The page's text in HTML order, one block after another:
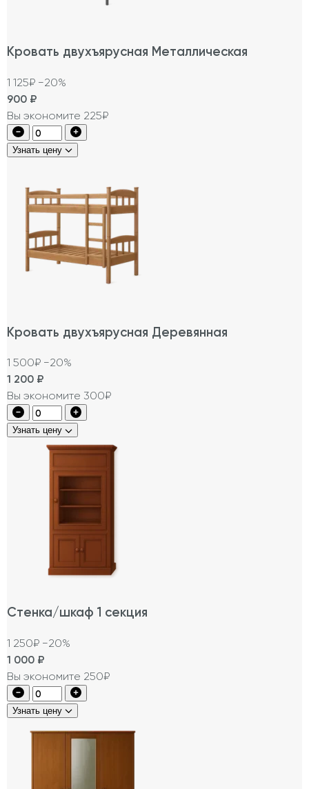
Кровать двухъярусная Металлическая
1 125₽ −20%
900 ₽
Вы экономите 225₽
Узнать цену
Кровать двухъярусная Деревянная
1 500₽ −20%
1 200 ₽
Вы экономите 300₽
Узнать цену
Стенка/шкаф 1 секция
1 250₽ −20%
1 000 ₽
Вы экономите 250₽
Узнать цену